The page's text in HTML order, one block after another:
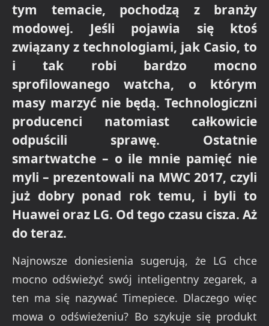
tym temacie, pochodzą z branży
modowej. Jeśli pojawia się ktoś
związany z technologiami, jak Casio, to
i tak robi bardzo mocno
sprofilowanego watcha, o którym
masy marzyć nie będą. Technologiczni
producenci natomiast całkowicie
odpuścili sprawę. Ostatnie
smartwatche – o ile mnie pamięć nie
myli – prezentowali na MWC 2017, czyli
już dobry ponad rok temu, i byli to
Huawei oraz LG. Od tego czasu cisza. Aż
do teraz.
Najnowsze doniesienia sugerują, że LG chce
mocno odświeżyć swój inteligentny zegarek, a
ten ma się nazywać Timepiece. Dlaczego więc
mowa o odświeżeniu? Bo szykuje się produkt